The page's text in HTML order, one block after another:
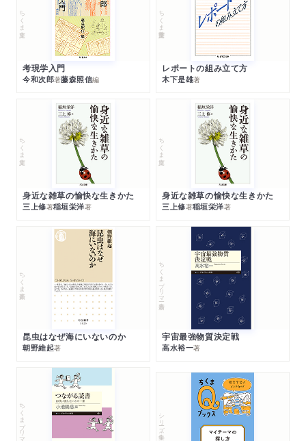
ちくま文庫
考現学入門
今和次郎著藤森照信編
ちくま学芸文庫
レポートの組み立て方
木下是雄著
ちくま文庫
身近な雑草の愉快な生きかた
三上修著稲垣栄洋著
ちくま文庫
身近な雑草の愉快な生きかた
三上修著稲垣栄洋著
ちくま新書
昆虫はなぜ海にいないのか
朝野維起著
ちくまプリマー新書
宇宙最強物質決定戦
高水裕一著
ちくまプリマー新書 シリーズ・全集